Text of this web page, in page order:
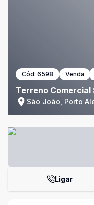
Cód: 6598 Venda
Terreno Comercial
São João, Porto
Ligar